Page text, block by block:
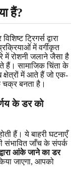
हैं?
ट्रिगर्स द्वारा
में वर्गीकृत
में रोशनी जलाने जैसा है
सामाजिक चिंता के
में आते हैं जो एक-
चक्र बनता है।
के डर को
हैं। ये बाहरी घटनाएँ
जाँच के संपर्क
आंके जाने का डर
जाएगा, आपको